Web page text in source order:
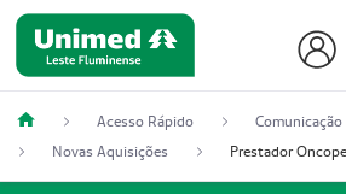
Acesso Rápido
Comunicação
Novas Aquisições